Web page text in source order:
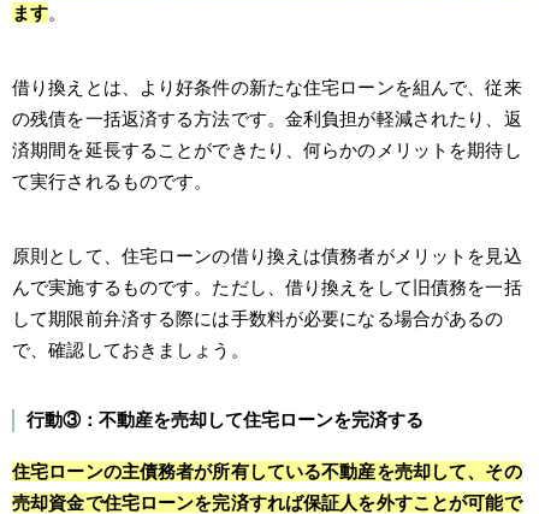
ます。
借り換えとは、より好条件の新たな住宅ローンを組んで、従来
の残債を一括返済する方法です。金利負担が軽減されたり、返
済期間を延長することができたり、何らかのメリットを期待し
て実行されるものです。
原則として、住宅ローンの借り換えは債務者がメリットを見込
んで実施するものです。ただし、借り換えをして旧債務を一括
して期限前弁済する際には手数料が必要になる場合があるの
で、確認しておきましょう。
行動③：不動産を売却して住宅ローンを完済する
住宅ローンの主債務者が所有している不動産を売却して、その
売却資金で住宅ローンを完済すれば保証人を外すことが可能で